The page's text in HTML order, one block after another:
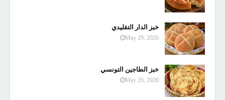
خبز الدار التقليدي
May 29, 2026
خبز الطاجين التونسي
May 26, 2026